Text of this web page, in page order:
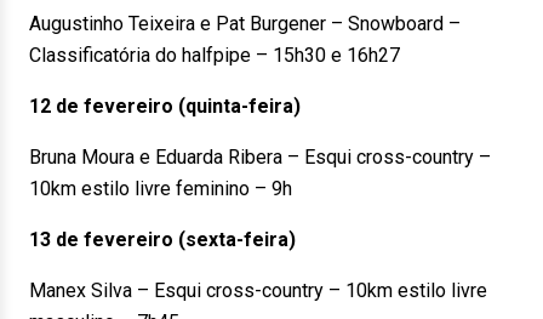
Augustinho Teixeira e Pat Burgener – Snowboard –
Classificatória do halfpipe – 15h30 e 16h27
12 de fevereiro (quinta-feira)
Bruna Moura e Eduarda Ribera – Esqui cross-country –
10km estilo livre feminino – 9h
13 de fevereiro (sexta-feira)
Manex Silva – Esqui cross-country – 10km estilo livre